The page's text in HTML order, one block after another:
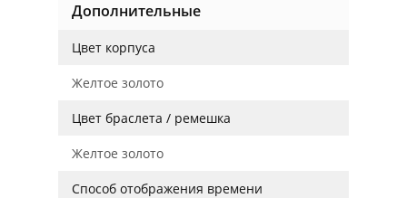
Дополнительные
Цвет корпуса
Желтое золото
Цвет браслета / ремешка
Желтое золото
Способ отображения времени